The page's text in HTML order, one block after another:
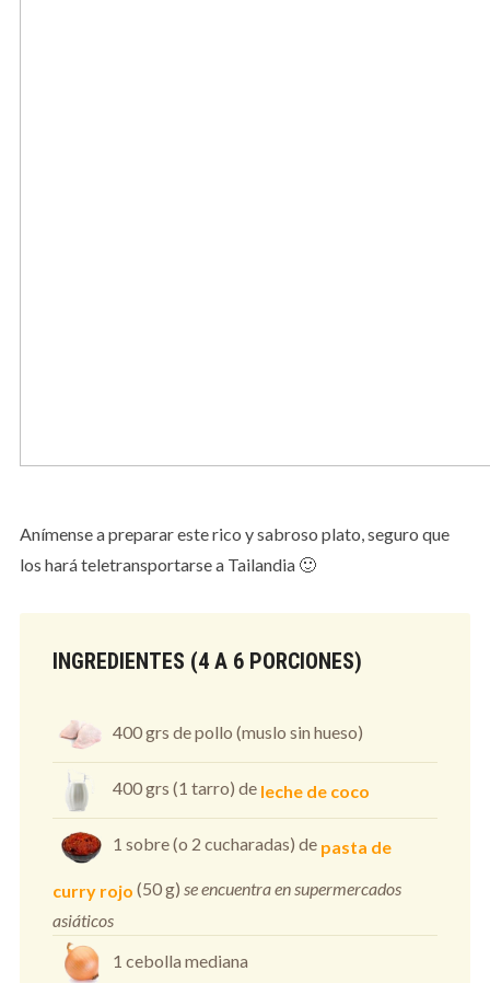
Anímense a preparar este rico y sabroso plato, seguro que
los hará teletransportarse a Tailandia 🙂
INGREDIENTES (4 A 6 PORCIONES)
400 grs de pollo (muslo sin hueso)
400 grs (1 tarro) de leche de coco
1 sobre (o 2 cucharadas) de pasta de
curry rojo (50 g) se encuentra en supermercados
asiáticos
1 cebolla mediana